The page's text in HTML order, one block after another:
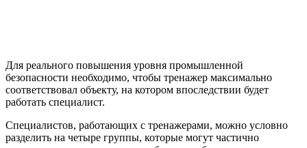
Для реального повышения уровня промышленной
безопасности необходимо, чтобы тренажер максимально
соответствовал объекту, на котором впоследствии будет
работать специалист.
Специалистов, работающих с тренажерами, можно условно
разделить на четыре группы, которые могут частично